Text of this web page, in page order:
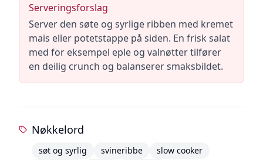
Serveringsforslag
Server den søte og syrlige ribben med kremet
mais eller potetstappe på siden. En frisk salat
med for eksempel eple og valnøtter tilfører
en deilig crunch og balanserer smaksbildet.
Nøkkelord
søt og syrlig svineribbe
slow cooker